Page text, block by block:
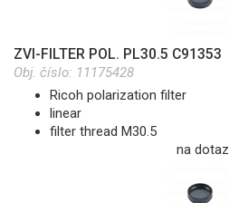
ZVI-FILTER POL. PL30.5 C91353
Obj. číslo: 11175428
Ricoh polarization filter
linear
filter thread M30.5
na dotaz